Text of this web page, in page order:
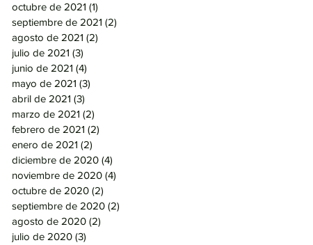
octubre de 2021 (1)
septiembre de 2021 (2)
agosto de 2021 (2)
julio de 2021 (3)
junio de 2021 (4)
mayo de 2021 (3)
abril de 2021 (3)
marzo de 2021 (2)
febrero de 2021 (2)
enero de 2021 (2)
diciembre de 2020 (4)
noviembre de 2020 (4)
octubre de 2020 (2)
septiembre de 2020 (2)
agosto de 2020 (2)
julio de 2020 (3)